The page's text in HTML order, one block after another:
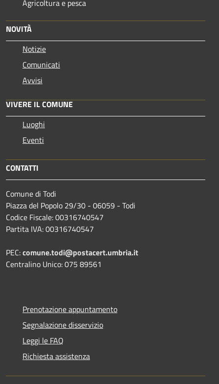
Agricoltura e pesca
NOVITÀ
Notizie
Comunicati
Avvisi
VIVERE IL COMUNE
Luoghi
Eventi
CONTATTI
Comune di Todi
Piazza del Popolo 29/30 - 06059 - Todi
Codice Fiscale: 00316740547
Partita IVA: 00316740547
PEC:comune.todi@postacert.umbria.it
Centralino Unico: 075 89561
Prenotazione appuntamento
Segnalazione disservizio
Leggi le FAQ
Richiesta assistenza